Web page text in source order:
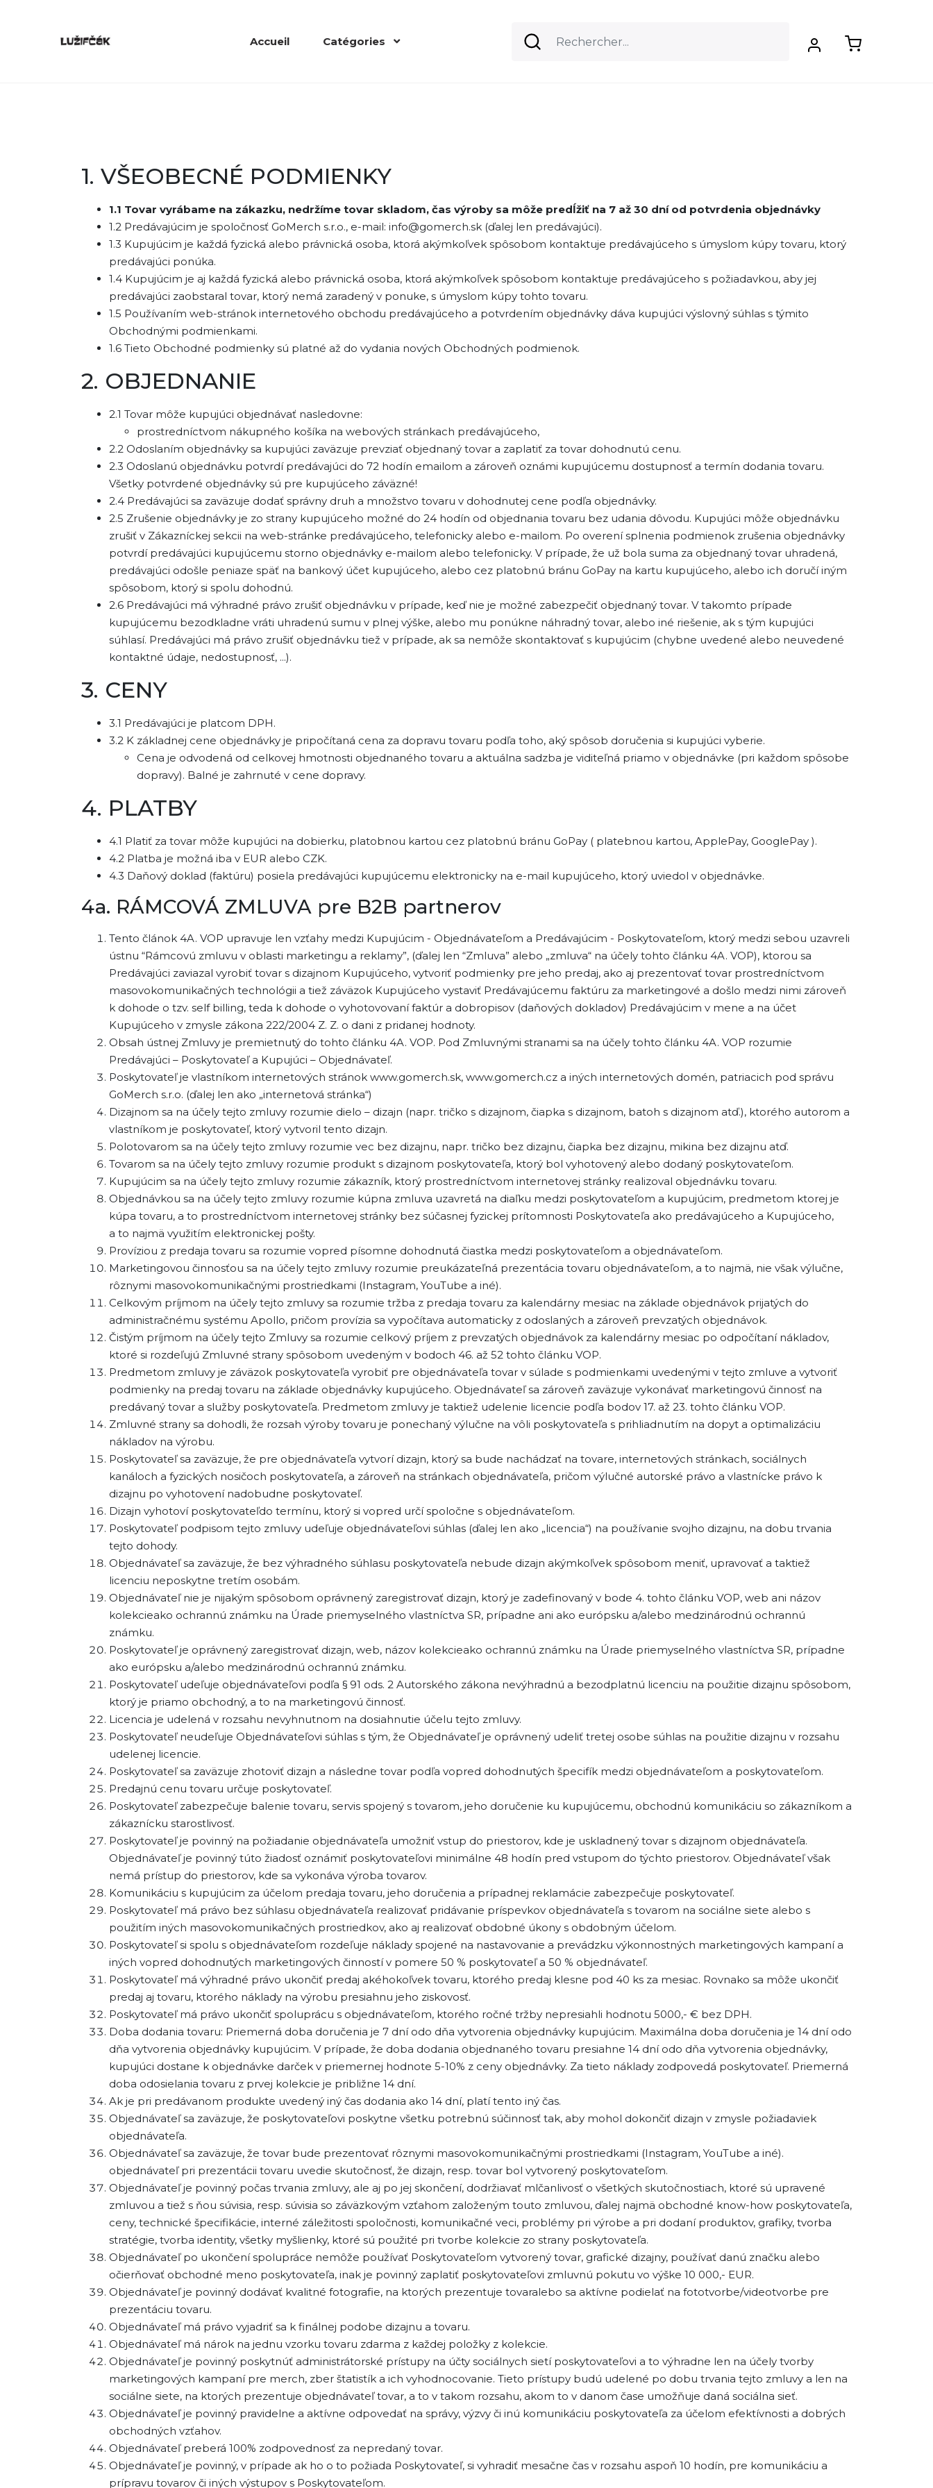
Accueil Catégories
1. VŠEOBECNÉ PODMIENKY
1.1 Tovar vyrábame na zákazku, nedržíme tovar skladom, čas výroby sa môže predĺžiť na 7 až 30 dní od potvrdenia objednávky
1.2 Predávajúcim je spoločnosť GoMerch s.r.o., e-mail: info@gomerch.sk (ďalej len predávajúci).
1.3 Kupujúcim je každá fyzická alebo právnická osoba, ktorá akýmkoľvek spôsobom kontaktuje predávajúceho s úmyslom kúpy tovaru, ktorý
predávajúci ponúka.
1.4 Kupujúcim je aj každá fyzická alebo právnická osoba, ktorá akýmkoľvek spôsobom kontaktuje predávajúceho s požiadavkou, aby jej
predávajúci zaobstaral tovar, ktorý nemá zaradený v ponuke, s úmyslom kúpy tohto tovaru.
1.5 Používaním web-stránok internetového obchodu predávajúceho a potvrdením objednávky dáva kupujúci výslovný súhlas s týmito
Obchodnými podmienkami.
1.6 Tieto Obchodné podmienky sú platné až do vydania nových Obchodných podmienok.
2. OBJEDNANIE
2.1 Tovar môže kupujúci objednávať nasledovne:
prostredníctvom nákupného košíka na webových stránkach predávajúceho,
2.2 Odoslaním objednávky sa kupujúci zaväzuje prevziať objednaný tovar a zaplatiť za tovar dohodnutú cenu.
2.3 Odoslanú objednávku potvrdí predávajúci do 72 hodín emailom a zároveň oznámi kupujúcemu dostupnosť a termín dodania tovaru.
Všetky potvrdené objednávky sú pre kupujúceho záväzné!
2.4 Predávajúci sa zaväzuje dodať správny druh a množstvo tovaru v dohodnutej cene podľa objednávky.
2.5 Zrušenie objednávky je zo strany kupujúceho možné do 24 hodín od objednania tovaru bez udania dôvodu. Kupujúci môže objednávku
zrušiť v Zákazníckej sekcii na web-stránke predávajúceho, telefonicky alebo e-mailom. Po overení splnenia podmienok zrušenia objednávky
potvrdí predávajúci kupujúcemu storno objednávky e-mailom alebo telefonicky. V prípade, že už bola suma za objednaný tovar uhradená,
predávajúci odošle peniaze späť na bankový účet kupujúceho, alebo cez platobnú bránu GoPay na kartu kupujúceho, alebo ich doručí iným
spôsobom, ktorý si spolu dohodnú.
2.6 Predávajúci má výhradné právo zrušiť objednávku v prípade, keď nie je možné zabezpečiť objednaný tovar. V takomto prípade
kupujúcemu bezodkladne vráti uhradenú sumu v plnej výške, alebo mu ponúkne náhradný tovar, alebo iné riešenie, ak s tým kupujúci
súhlasí. Predávajúci má právo zrušiť objednávku tiež v prípade, ak sa nemôže skontaktovať s kupujúcim (chybne uvedené alebo neuvedené
kontaktné údaje, nedostupnosť, ...).
3. CENY
3.1 Predávajúci je platcom DPH.
3.2 K základnej cene objednávky je pripočítaná cena za dopravu tovaru podľa toho, aký spôsob doručenia si kupujúci vyberie.
Cena je odvodená od celkovej hmotnosti objednaného tovaru a aktuálna sadzba je viditeľná priamo v objednávke (pri každom spôsobe
dopravy). Balné je zahrnuté v cene dopravy.
4. PLATBY
4.1 Platiť za tovar môže kupujúci na dobierku, platobnou kartou cez platobnú bránu GoPay ( platebnou kartou, ApplePay, GooglePay ).
4.2 Platba je možná iba v EUR alebo CZK.
4.3 Daňový doklad (faktúru) posiela predávajúci kupujúcemu elektronicky na e-mail kupujúceho, ktorý uviedol v objednávke.
4a. RÁMCOVÁ ZMLUVA pre B2B partnerov
Tento článok 4A. VOP upravuje len vzťahy medzi Kupujúcim - Objednávateľom a Predávajúcim - Poskytovateľom, ktorý medzi sebou uzavreli
ústnu “Rámcovú zmluvu v oblasti marketingu a reklamy”, (ďalej len “Zmluva” alebo „zmluva“ na účely tohto článku 4A. VOP), ktorou sa
Predávajúci zaviazal vyrobiť tovar s dizajnom Kupujúceho, vytvoriť podmienky pre jeho predaj, ako aj prezentovať tovar prostredníctvom
masovokomunikačných technológii a tiež záväzok Kupujúceho vystaviť Predávajúcemu faktúru za marketingové a došlo medzi nimi zároveň
k dohode o tzv. self billing, teda k dohode o vyhotovovaní faktúr a dobropisov (daňových dokladov) Predávajúcim v mene a na účet
Kupujúceho v zmysle zákona 222/2004 Z. Z. o dani z pridanej hodnoty.
Obsah ústnej Zmluvy je premietnutý do tohto článku 4A. VOP. Pod Zmluvnými stranami sa na účely tohto článku 4A. VOP rozumie
Predávajúci – Poskytovateľ a Kupujúci – Objednávateľ.
Poskytovateľ je vlastníkom internetových stránok www.gomerch.sk, www.gomerch.cz a iných internetových domén, patriacich pod správu
GoMerch s.r.o. (ďalej len ako „internetová stránka“)
Dizajnom sa na účely tejto zmluvy rozumie dielo – dizajn (napr. tričko s dizajnom, čiapka s dizajnom, batoh s dizajnom atď.), ktorého autorom a
vlastníkom je poskytovateľ, ktorý vytvoril tento dizajn.
Polotovarom sa na účely tejto zmluvy rozumie vec bez dizajnu, napr. tričko bez dizajnu, čiapka bez dizajnu, mikina bez dizajnu atď.
Tovarom sa na účely tejto zmluvy rozumie produkt s dizajnom poskytovateľa, ktorý bol vyhotovený alebo dodaný poskytovateľom.
Kupujúcim sa na účely tejto zmluvy rozumie zákazník, ktorý prostredníctvom internetovej stránky realizoval objednávku tovaru.
Objednávkou sa na účely tejto zmluvy rozumie kúpna zmluva uzavretá na diaľku medzi poskytovateľom a kupujúcim, predmetom ktorej je
kúpa tovaru, a to prostredníctvom internetovej stránky bez súčasnej fyzickej prítomnosti Poskytovateľa ako predávajúceho a Kupujúceho,
a to najmä využitím elektronickej pošty.
Províziou z predaja tovaru sa rozumie vopred písomne dohodnutá čiastka medzi poskytovateľom a objednávateľom.
Marketingovou činnosťou sa na účely tejto zmluvy rozumie preukázateľná prezentácia tovaru objednávateľom, a to najmä, nie však výlučne,
rôznymi masovokomunikačnými prostriedkami (Instagram, YouTube a iné).
Celkovým príjmom na účely tejto zmluvy sa rozumie tržba z predaja tovaru za kalendárny mesiac na základe objednávok prijatých do
administračnému systému Apollo, pričom provízia sa vypočítava automaticky z odoslaných a zároveň prevzatých objednávok.
Čistým príjmom na účely tejto Zmluvy sa rozumie celkový príjem z prevzatých objednávok za kalendárny mesiac po odpočítaní nákladov,
ktoré si rozdeľujú Zmluvné strany spôsobom uvedeným v bodoch 46. až 52 tohto článku VOP.
Predmetom zmluvy je záväzok poskytovateľa vyrobiť pre objednávateľa tovar v súlade s podmienkami uvedenými v tejto zmluve a vytvoriť
podmienky na predaj tovaru na základe objednávky kupujúceho. Objednávateľ sa zároveň zaväzuje vykonávať marketingovú činnosť na
predávaný tovar a služby poskytovateľa. Predmetom zmluvy je taktiež udelenie licencie podľa bodov 17. až 23. tohto článku VOP.
Zmluvné strany sa dohodli, že rozsah výroby tovaru je ponechaný výlučne na vôli poskytovateľa s prihliadnutím na dopyt a optimalizáciu
nákladov na výrobu.
Poskytovateľ sa zaväzuje, že pre objednávateľa vytvorí dizajn, ktorý sa bude nachádzať na tovare, internetových stránkach, sociálnych
kanáloch a fyzických nosičoch poskytovateľa, a zároveň na stránkach objednávateľa, pričom výlučné autorské právo a vlastnícke právo k
dizajnu po vyhotovení nadobudne poskytovateľ.
Dizajn vyhotoví poskytovateľdo termínu, ktorý si vopred určí spoločne s objednávateľom.
Poskytovateľ podpisom tejto zmluvy udeľuje objednávateľovi súhlas (ďalej len ako „licencia“) na používanie svojho dizajnu, na dobu trvania
tejto dohody.
Objednávateľ sa zaväzuje, že bez výhradného súhlasu poskytovateľa nebude dizajn akýmkoľvek spôsobom meniť, upravovať a taktiež
licenciu neposkytne tretím osobám.
Objednávateľ nie je nijakým spôsobom oprávnený zaregistrovať dizajn, ktorý je zadefinovaný v bode 4. tohto článku VOP, web ani názov
kolekcieako ochrannú známku na Úrade priemyselného vlastníctva SR, prípadne ani ako európsku a/alebo medzinárodnú ochrannú
známku.
Poskytovateľ je oprávnený zaregistrovať dizajn, web, názov kolekcieako ochrannú známku na Úrade priemyselného vlastníctva SR, prípadne
ako európsku a/alebo medzinárodnú ochrannú známku.
Poskytovateľ udeľuje objednávateľovi podľa § 91 ods. 2 Autorského zákona nevýhradnú a bezodplatnú licenciu na použitie dizajnu spôsobom,
ktorý je priamo obchodný, a to na marketingovú činnosť.
Licencia je udelená v rozsahu nevyhnutnom na dosiahnutie účelu tejto zmluvy.
Poskytovateľ neudeľuje Objednávateľovi súhlas s tým, že Objednávateľ je oprávnený udeliť tretej osobe súhlas na použitie dizajnu v rozsahu
udelenej licencie.
Poskytovateľ sa zaväzuje zhotoviť dizajn a následne tovar podľa vopred dohodnutých špecifík medzi objednávateľom a poskytovateľom.
Predajnú cenu tovaru určuje poskytovateľ.
Poskytovateľ zabezpečuje balenie tovaru, servis spojený s tovarom, jeho doručenie ku kupujúcemu, obchodnú komunikáciu so zákazníkom a
zákaznícku starostlivosť.
Poskytovateľ je povinný na požiadanie objednávateľa umožniť vstup do priestorov, kde je uskladnený tovar s dizajnom objednávateľa.
Objednávateľ je povinný túto žiadosť oznámiť poskytovateľovi minimálne 48 hodín pred vstupom do týchto priestorov. Objednávateľ však
nemá prístup do priestorov, kde sa vykonáva výroba tovarov.
Komunikáciu s kupujúcim za účelom predaja tovaru, jeho doručenia a prípadnej reklamácie zabezpečuje poskytovateľ.
Poskytovateľ má právo bez súhlasu objednávateľa realizovať pridávanie príspevkov objednávateľa s tovarom na sociálne siete alebo s
použitím iných masovokomunikačných prostriedkov, ako aj realizovať obdobné úkony s obdobným účelom.
Poskytovateľ si spolu s objednávateľom rozdeľuje náklady spojené na nastavovanie a prevádzku výkonnostných marketingových kampaní a
iných vopred dohodnutých marketingových činností v pomere 50 % poskytovateľ a 50 % objednávateľ.
Poskytovateľ má výhradné právo ukončiť predaj akéhokoľvek tovaru, ktorého predaj klesne pod 40 ks za mesiac. Rovnako sa môže ukončiť
predaj aj tovaru, ktorého náklady na výrobu presiahnu jeho ziskovosť.
Poskytovateľ má právo ukončiť spoluprácu s objednávateľom, ktorého ročné tržby nepresiahli hodnotu 5000,- € bez DPH.
Doba dodania tovaru: Priemerná doba doručenia je 7 dní odo dňa vytvorenia objednávky kupujúcim. Maximálna doba doručenia je 14 dní odo
dňa vytvorenia objednávky kupujúcim. V prípade, že doba dodania objednaného tovaru presiahne 14 dní odo dňa vytvorenia objednávky,
kupujúci dostane k objednávke darček v priemernej hodnote 5-10% z ceny objednávky. Za tieto náklady zodpovedá poskytovateľ. Priemerná
doba odosielania tovaru z prvej kolekcie je približne 14 dní.
Ak je pri predávanom produkte uvedený iný čas dodania ako 14 dní, platí tento iný čas.
Objednávateľ sa zaväzuje, že poskytovateľovi poskytne všetku potrebnú súčinnosť tak, aby mohol dokončiť dizajn v zmysle požiadaviek
objednávateľa.
Objednávateľ sa zaväzuje, že tovar bude prezentovať rôznymi masovokomunikačnými prostriedkami (Instagram, YouTube a iné).
objednávateľ pri prezentácii tovaru uvedie skutočnosť, že dizajn, resp. tovar bol vytvorený poskytovateľom.
Objednávateľ je povinný počas trvania zmluvy, ale aj po jej skončení, dodržiavať mlčanlivosť o všetkých skutočnostiach, ktoré sú upravené
zmluvou a tiež s ňou súvisia, resp. súvisia so záväzkovým vzťahom založeným touto zmluvou, ďalej najmä obchodné know-how poskytovateľa,
ceny, technické špecifikácie, interné záležitosti spoločnosti, komunikačné veci, problémy pri výrobe a pri dodaní produktov, grafiky, tvorba
stratégie, tvorba identity, všetky myšlienky, ktoré sú použité pri tvorbe kolekcie zo strany poskytovateľa.
Objednávateľ po ukončení spolupráce nemôže používať Poskytovateľom vytvorený tovar, grafické dizajny, používať danú značku alebo
očierňovať obchodné meno poskytovateľa, inak je povinný zaplatiť poskytovateľovi zmluvnú pokutu vo výške 10 000,- EUR.
Objednávateľ je povinný dodávať kvalitné fotografie, na ktorých prezentuje tovaralebo sa aktívne podielať na fototvorbe/videotvorbe pre
prezentáciu tovaru.
Objednávateľ má právo vyjadriť sa k finálnej podobe dizajnu a tovaru.
Objednávateľ má nárok na jednu vzorku tovaru zdarma z každej položky z kolekcie.
Objednávateľ je povinný poskytnúť administrátorské prístupy na účty sociálnych sietí poskytovateľovi a to výhradne len na účely tvorby
marketingových kampaní pre merch, zber štatistík a ich vyhodnocovanie. Tieto prístupy budú udelené po dobu trvania tejto zmluvy a len na
sociálne siete, na ktorých prezentuje objednávateľ tovar, a to v takom rozsahu, akom to v danom čase umožňuje daná sociálna sieť.
Objednávateľ je povinný pravidelne a aktívne odpovedať na správy, výzvy či inú komunikáciu poskytovateľa za účelom efektívnosti a dobrých
obchodných vzťahov.
Objednávateľ preberá 100% zodpovednosť za nepredaný tovar.
Objednávateľ je povinný, v prípade ak ho o to požiada Poskytovateľ, si vyhradiť mesačne čas v rozsahu aspoň 10 hodín, pre komunikáciu a
prípravu tovarov či iných výstupov s Poskytovateľom.